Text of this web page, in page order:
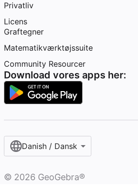
Privatliv
Licens
Graftegner
Matematikværktøjssuite
Community Resourcer
Download vores apps her:
Danish / Dansk‎
© 2026 GeoGebra®